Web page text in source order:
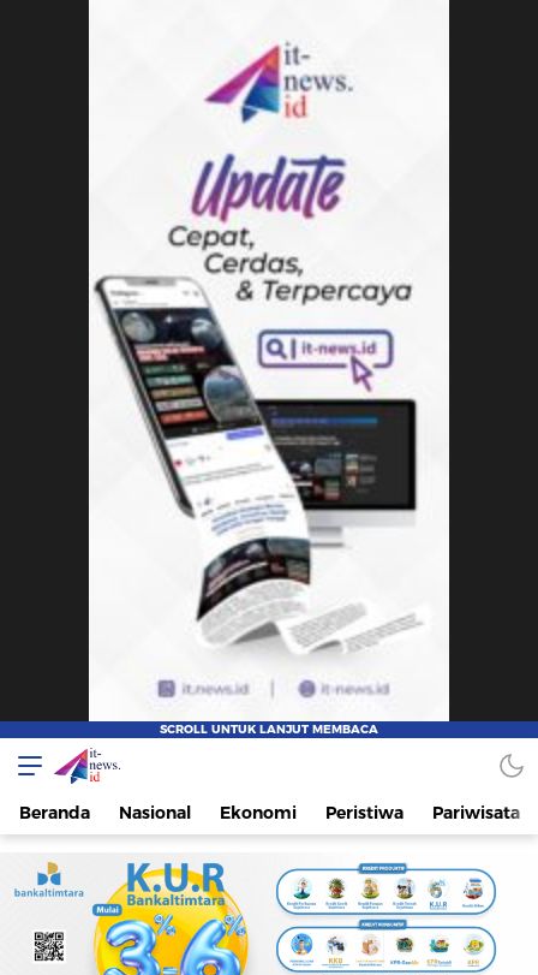
IT-NEWS
Update Cepat, Cerdas, dan Terpercaya
Beranda Nasional Ekonomi Peristiwa Pariwisata